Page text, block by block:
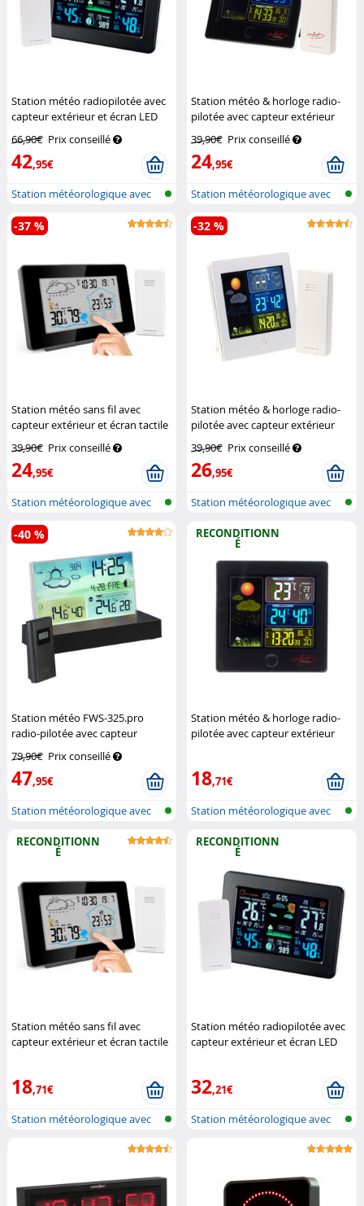
Station météo radiopilotée avec
capteur extérieur et écran LED
66,90€ Prix conseillé
42,95€
Station météorologique avec
écran c...
Station météo & horloge radio-
pilotée avec capteur extérieur
Infactory
39,90€ Prix conseillé
24,95€
Station météorologique avec
écran c...
Station météo sans fil avec
capteur extérieur et écran tactile
Infactory
39,90€ Prix conseillé
24,95€
-37 %
Station météorologique avec
écran c...
Station météo & horloge radio-
pilotée avec capteur extérieur
Infactory
39,90€ Prix conseillé
26,95€
-32 %
Station météorologique avec
Station météo FWS-325.pro
radio-pilotée avec capteur
Infactory
79,90€ Prix conseillé
47,95€
-40 %
Station météorologique avec
RECONDITIONN
É
Station météo & horloge radio-
pilotée avec capteur extérieur
18,71€
Station météorologique avec
RECONDITIONN
É
Station météo sans fil avec
capteur extérieur et écran tactile
18,71€
Station météorologique avec
RECONDITIONN
É
Station météo radiopilotée avec
capteur extérieur et écran LED
32,21€
Station météorologique avec